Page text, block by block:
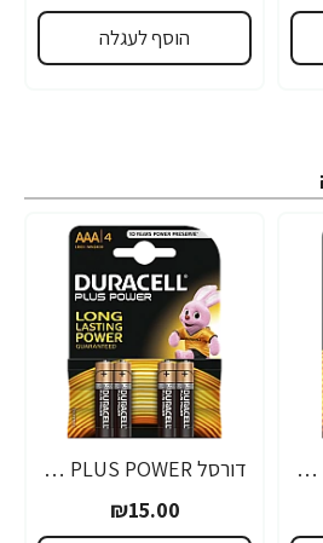
הוסף לעגלה
דורסל PLUS POWER סוללות 9V אריזת 1 יחידות - מבית Duracell
דורסל PLUS POWER סוללות AAA אריזת 4 יחידות - מבית Duracell
₪15.00